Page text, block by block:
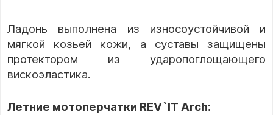
Ладонь выполнена из износоустойчивой и
мягкой козьей кожи, а суставы защищены
протектором из ударопоглощающего
вискоэластика.
Летние мотоперчатки REV`IT Arch: